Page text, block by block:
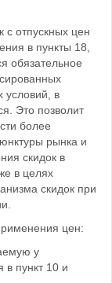
отпускных цен
в пункты 18,
обязательное
условий, в
Это позволит
более
рынка и
скидок в
в целях
скидок при
цен:
у
в пункт 10 и